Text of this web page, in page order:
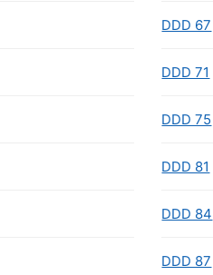
DDD 67
DDD 71
DDD 75
DDD 81
DDD 84
DDD 87